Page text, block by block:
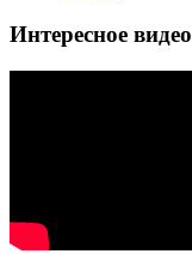
Интересное видео